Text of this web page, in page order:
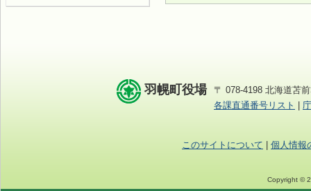
羽幌町役場
〒 078-4198 北海道苫
各課直通番号リスト
このサイトについて 個人情報
Copyright ©